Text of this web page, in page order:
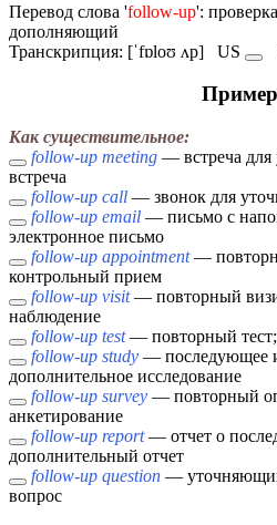
Перевод слова 'follow-up':
дополняющий
Транскрипция: [ˈfɒloʊ ʌp] US
Как существительное:
follow-up meeting — встреча для
встреча
follow-up call — звонок для
follow-up email — письмо с
электронное письмо
follow-up appointment—
контрольный прием
follow-up visit— повторный
наблюдение
follow-up test— повторный тест;
follow-up study — последующее
дополнительное исследование
follow-up survey — повторный
анкетирование
follow-up report— отчет о
дополнительный отчет
follow-up question —
вопрос